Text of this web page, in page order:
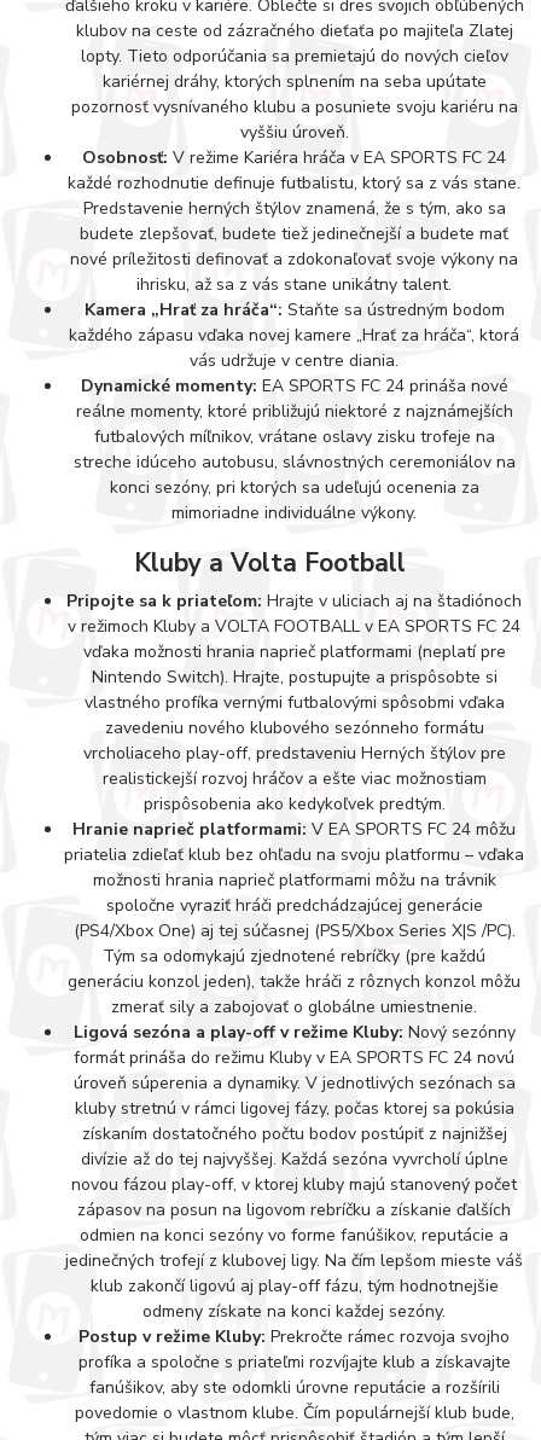
ďalšieho kroku v kariére. Oblečte si dres svojich obľúbených
klubov na ceste od zázračného dieťaťa po majiteľa Zlatej
lopty. Tieto odporúčania sa premietajú do nových cieľov
kariérnej dráhy, ktorých splnením na seba upútate
pozornosť vysnívaného klubu a posuniete svoju kariéru na
vyššiu úroveň.
Osobnosť: V režime Kariéra hráča v EA SPORTS FC 24
každé rozhodnutie definuje futbalistu, ktorý sa z vás stane.
Predstavenie herných štýlov znamená, že s tým, ako sa
budete zlepšovať, budete tiež jedinečnejší a budete mať
nové príležitosti definovať a zdokonaľovať svoje výkony na
ihrisku, až sa z vás stane unikátny talent.
Kamera „Hrať za hráča“: Staňte sa ústredným bodom
každého zápasu vďaka novej kamere „Hrať za hráča“, ktorá
vás udržuje v centre diania.
Dynamické momenty: EA SPORTS FC 24 prináša nové
reálne momenty, ktoré približujú niektoré z najznámejších
futbalových míľnikov, vrátane oslavy zisku trofeje na
streche idúceho autobusu, slávnostných ceremoniálov na
konci sezóny, pri ktorých sa udeľujú ocenenia za
mimoriadne individuálne výkony.
Kluby a Volta Football
Pripojte sa k priateľom: Hrajte v uliciach aj na štadiónoch
v režimoch Kluby a VOLTA FOOTBALL v EA SPORTS FC 24
vďaka možnosti hrania naprieč platformami (neplatí pre
Nintendo Switch). Hrajte, postupujte a prispôsobte si
vlastného profíka vernými futbalovými spôsobmi vďaka
zavedeniu nového klubového sezónneho formátu
vrcholiaceho play-off, predstaveniu Herných štýlov pre
realistickejší rozvoj hráčov a ešte viac možnostiam
prispôsobenia ako kedykoľvek predtým.
Hranie naprieč platformami: V EA SPORTS FC 24 môžu
priatelia zdieľať klub bez ohľadu na svoju platformu – vďaka
možnosti hrania naprieč platformami môžu na trávnik
spoločne vyraziť hráči predchádzajúcej generácie
(PS4/Xbox One) aj tej súčasnej (PS5/Xbox Series X|S /PC).
Tým sa odomykajú zjednotené rebríčky (pre každú
generáciu konzol jeden), takže hráči z rôznych konzol môžu
zmerať sily a zabojovať o globálne umiestnenie.
Ligová sezóna a play-off v režime Kluby: Nový sezónny
formát prináša do režimu Kluby v EA SPORTS FC 24 novú
úroveň súperenia a dynamiky. V jednotlivých sezónach sa
kluby stretnú v rámci ligovej fázy, počas ktorej sa pokúsia
získaním dostatočného počtu bodov postúpiť z najnižšej
divízie až do tej najvyššej. Každá sezóna vyvrcholí úplne
novou fázou play-off, v ktorej kluby majú stanovený počet
zápasov na posun na ligovom rebríčku a získanie ďalších
odmien na konci sezóny vo forme fanúšikov, reputácie a
jedinečných trofejí z klubovej ligy. Na čím lepšom mieste váš
klub zakončí ligovú aj play-off fázu, tým hodnotnejšie
odmeny získate na konci každej sezóny.
Postup v režime Kluby: Prekročte rámec rozvoja svojho
profíka a spoločne s priateľmi rozvíjajte klub a získavajte
fanúšikov, aby ste odomkli úrovne reputácie a rozšírili
povedomie o vlastnom klube. Čím populárnejší klub bude,